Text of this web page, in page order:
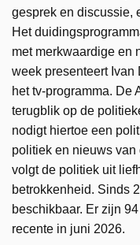
gesprek en discussie,
Het
met merkwaardige en
week presenteert Ivan
het tv-programma. De
terugblik op de
nodigt hiertoe een
politiek en nieuws
volgt de politiek uit
betrokkenheid. Sinds
beschikbaar. Er zijn
recente in juni 2026.